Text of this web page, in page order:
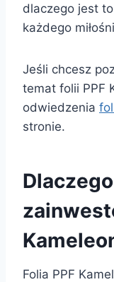
dlaczego jest
każdego
Jeśli chcesz
temat folii PPF
odwiedzenia
stronie.
Folia PPF